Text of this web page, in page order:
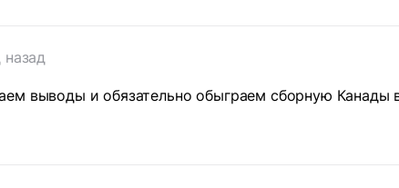
назад
выводы и обязательно обыграем сборную Канады